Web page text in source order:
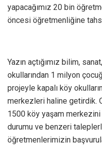
yapacağımız 20 bin
öncesi öğretmenliğine
Yazın açtığımız bilim,
okullarından 1 milyon
projeyle kapalı köy
merkezleri haline getirdik.
1500 köy yaşam
durumu ve benzeri
öğretmenlerimizin